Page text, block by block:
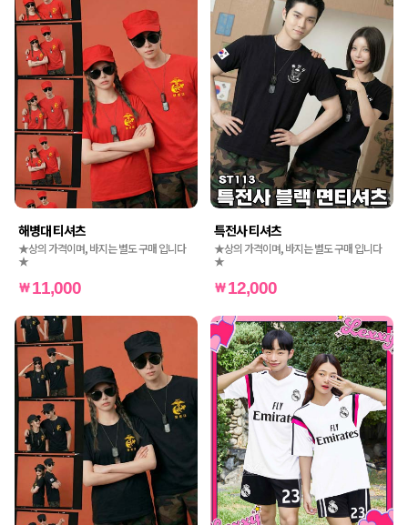
해병대 티셔츠
★상의 가격이며, 바지는 별도 구매 입니다
★
11,000
특전사 티셔츠
★상의 가격이며, 바지는 별도 구매 입니다
★
12,000